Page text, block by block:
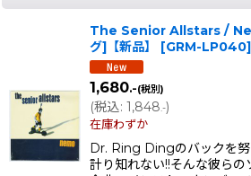
The Senior Allstars /
グ]【新品】
[GRM-LP040]
1,680.-(税別)
(税込: 1,848.-)
在庫わずか
Dr. Ring Dingのバックを
計り知れない!!そんな彼らの